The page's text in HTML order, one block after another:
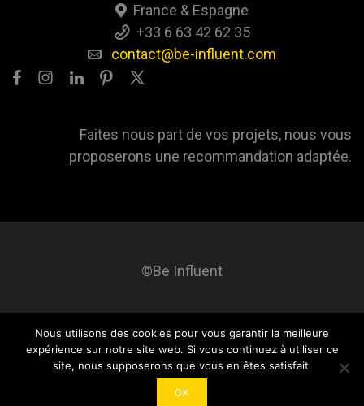
France & Espagne
+33 6 63 42 62 35
contact@be-influent.com
Faites nous part de vos projets, nous vous
proposerons une recommandation adaptée.
©Be Influent
Be influent A propos Blog Contact Mentions légales
Nous utilisons des cookies pour vous garantir la meilleure
expérience sur notre site web. Si vous continuez à utiliser ce
site, nous supposerons que vous en êtes satisfait.
OK